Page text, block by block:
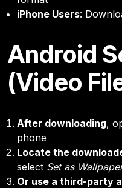
iPhone Users:
Android
(Video
After downloading,
phone
Locate the
select Set as
Or use a third-party